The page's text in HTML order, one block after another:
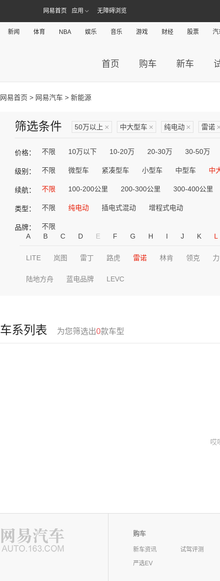
网易首页 应用 无障碍浏览
新闻 体育 NBA 娱乐 音乐 游戏 财经 股票 汽
首页 购车 新车
网易首页 > 网易汽车 > 新能源
筛选条件 50万以上 × 中大型车 × 纯电动 × 雷诺
价格： 不限 10万以下 10-20万 20-30万 30-50万
级别： 不限 微型车 紧凑型车 小型车 中型车 中
续航： 不限 100-200公里 200-300公里 300-400公里
类型： 不限 纯电动 插电式混动 增程式电动
品牌：
不限
A
B C D E F G H I J K L
LITE 岚图 雷丁 路虎 雷诺 林肯 领克
陆地方舟 蓝电品牌 LEVC
车系列表 为您筛选出0款车型
哎
购车
新车资讯
试驾评测
严选EV